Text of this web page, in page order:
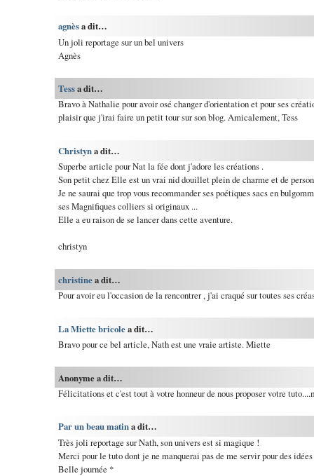
agnèsa dit…
Un joli reportage sur un bel univers
Agnès
Tessa dit…
Bravo à Nathalie pour avoir osé changer d'orientation et pour ses
plaisir que j'irai faire un petit tour sur son blog. Amicalement, Tess
Christyna dit…
Superbe article pour Nat la fée dont j'adore les créations .
Son petit chez Elle est un vrai nid douillet plein de charme et de
Je ne saurai que trop vous recommander ses poétiques sacs en
ses Magnifiques colliers si originaux ...
Elle a eu raison de se lancer dans cette aventure.
christyn
christinea dit…
Pour avoir eu l'occasion de la rencontrer , j'ai craqué sur toutes ses
La Miette bricolea dit…
Bravo pour ce bel article, Nath est une vraie artiste. Miette
Anonyme a dit…
Félicitations et c'est tout à votre honneur de nous proposer votre
Par un beau matina dit…
Très joli reportage sur Nath, son univers est si magique !
Merci pour le tuto dont je ne manquerai pas de me servir pour des
Belle journée *